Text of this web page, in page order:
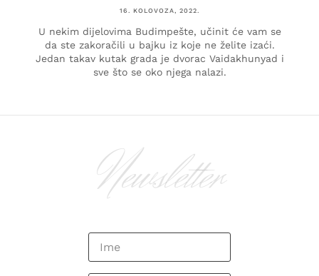
16. KOLOVOZA, 2022.
U nekim dijelovima Budimpešte, učinit će vam se
da ste zakoračili u bajku iz koje ne želite izaći.
Jedan takav kutak grada je dvorac Vaidakhunyad i
sve što se oko njega nalazi.
Newsletter